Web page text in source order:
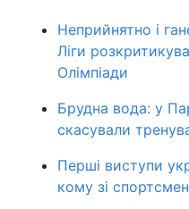
Неприйнятно і
Ліги
Олімпіади
Брудна вода: у
скасували
Перші виступи
кому зі